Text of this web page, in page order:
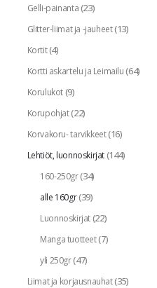
Gelli-painanta(23)
Glitter-liimat ja -jauheet(13)
Kortit(4)
Kortti askartelu ja Leimailu(64)
Korulukot(9)
Korupohjat(22)
Korvakoru- tarvikkeet(16)
Lehtiöt, luonnoskirjat(144)
160-250gr(34)
alle 160gr(39)
Luonnoskirjat(22)
Manga tuotteet(7)
yli 250gr(47)
Liimat ja korjausnauhat(35)